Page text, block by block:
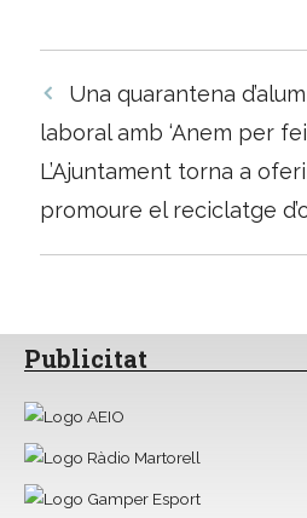
Navegació
per
entrades
Una quarantena
laboral amb ‘Anem per
L’Ajuntament torna a
promoure el reciclatge
Publicitat